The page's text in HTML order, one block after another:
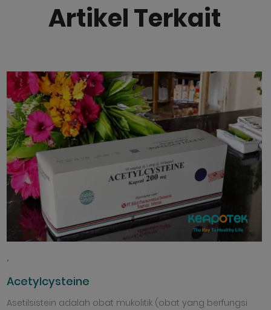
Artikel Terkait
,
Acetylcysteine
Asetilsistein adalah obat mukolitik (obat yang berfungsi